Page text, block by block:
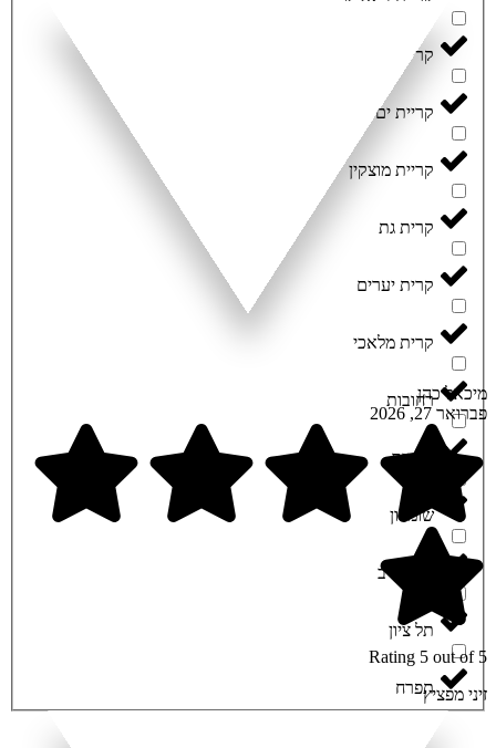
קריית חיים
קריית ים
קריית מוצקין
קרית גת
קרית יערים
קרית מלאכי
רחובות
רכסים
שומרון
תל אביב
תל ציון
תפרח
מיכאל כהן
פברואר 27, 2026
Rating 5 out of 5
זיני מפציץ